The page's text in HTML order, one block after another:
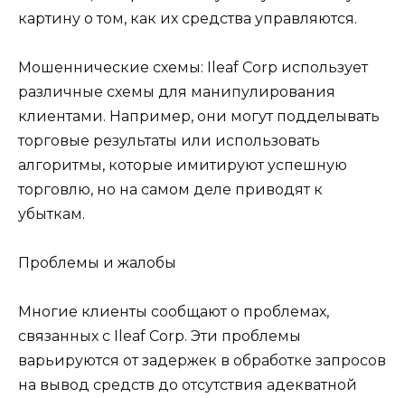
картину о том, как их средства управляются.
Мошеннические схемы: Ileaf Corp использует
различные схемы для манипулирования
клиентами. Например, они могут подделывать
торговые результаты или использовать
алгоритмы, которые имитируют успешную
торговлю, но на самом деле приводят к
убыткам.
Проблемы и жалобы
Многие клиенты сообщают о проблемах,
связанных с Ileaf Corp. Эти проблемы
варьируются от задержек в обработке запросов
на вывод средств до отсутствия адекватной